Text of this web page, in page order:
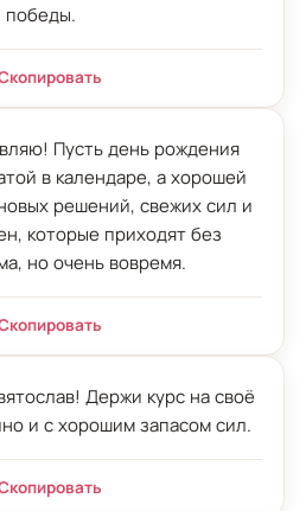
победы.
Пусть день рождения
в календаре, а хорошей
решений, свежих сил и
которые приходят без
но очень вовремя.
Держи курс на своё
и с хорошим запасом сил.